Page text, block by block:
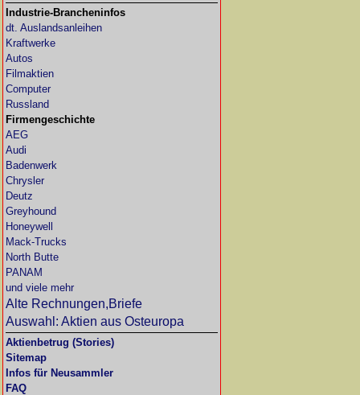
Industrie-Brancheninfos
dt. Auslandsanleihen
Kraftwerke
Autos
Filmaktien
Computer
Russland
Firmengeschichte
AEG
Audi
Badenwerk
Chrysler
Deutz
Greyhound
Honeywell
Mack-Trucks
North Butte
PANAM
und viele mehr
Alte Rechnungen,Briefe
Auswahl: Aktien aus Osteuropa
Aktienbetrug (Stories)
Sitemap
Infos für Neusammler
FAQ